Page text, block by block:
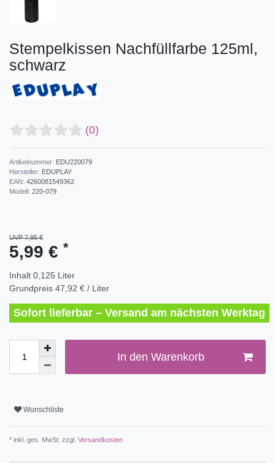
Stempelkissen Nachfüllfarbe 125ml,
schwarz
(0)
Artikelnummer: EDU220079
Hersteller: EDUPLAY
EAN: 4260081549362
Modell: 220-079
UVP 7,95 €
5,99 € *
Inhalt 0,125 Liter
Grundpreis 47,92 € / Liter
Sofort lieferbar – Versand am nächsten Werktag
In den Warenkorb
Wunschliste
* inkl. ges. MwSt. zzgl. Versandkosten